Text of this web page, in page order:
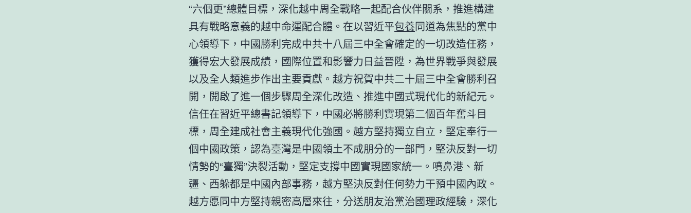
“六個更”總體目標，深化越中周全戰略一起配合伙伴關系，推進構建
具有戰略意義的越中命運配合體。在以習近平包養同道為焦點的黨中
心領導下，中國勝利完成中共十八屆三中全會確定的一切改造任務，
獲得宏大發展成績，國際位置和影響力日益晉陞，為世界戰爭與發展
以及全人類進步作出主要貢獻。越方祝賀中共二十屆三中全會勝利召
開，開啟了進一個步驟周全深化改造、推進中國式現代化的新紀元。
信任在習近平總書記領導下，中國必將勝利實現第二個百年奮斗目
標，周全建成社會主義現代化強國。越方堅持獨立自立，堅定奉行一
個中國政策，認為臺灣是中國領土不成朋分的一部門，堅決反對一切
情勢的“臺獨”決裂活動，堅定支撐中國實現國家統一。噴鼻港、新
疆、西躲都是中國內部事務，越方堅決反對任何勢力干預中國內政。
越方愿同中方堅持親密高層來往，分送朋友治黨治國理政經驗，深化